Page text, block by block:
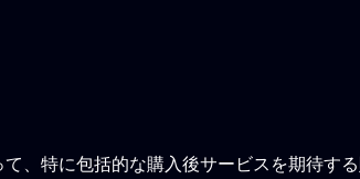
、特に包括的な購入後サービスを期待する